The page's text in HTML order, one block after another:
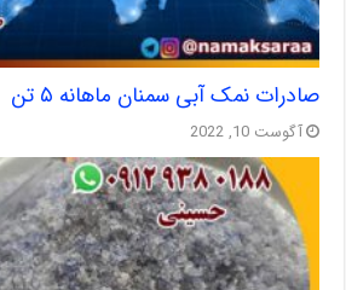
صادرات نمک آبی سمنان ماهانه ۵ تن
آگوست 10, 2022